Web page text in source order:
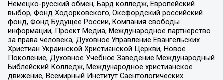
Немецко-русский обмен, Бард колледж, Европейский
выбор, Фонд Ходорковского, Оксфордский российский
фонд, Фонд Будущее России, Компания свободы
информации, Проект Медиа, Международное партнерство
за права человека, Духовное Управление Евангельских
Христиан Украинской Христианской Церкви, Новое
Поколение, Духовное Учебное Заведение Международный
Библейский Колледж, Международное христианское
движение, Всемирный Институт Саентологических